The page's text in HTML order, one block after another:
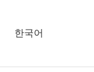
한국어